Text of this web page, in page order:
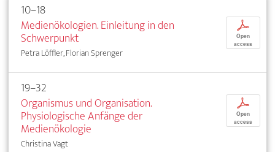
10–18
Medienökologien. Einleitung in den
Schwerpunkt
Petra Löffler, Florian Sprenger
p
Open
access
19–32
Organismus und Organisation.
Physiologische Anfänge der
Medienökologie
Christina Vagt
p
Open
access